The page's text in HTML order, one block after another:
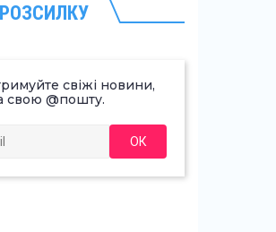
свіжі новини,
свою @пошту.
ОК